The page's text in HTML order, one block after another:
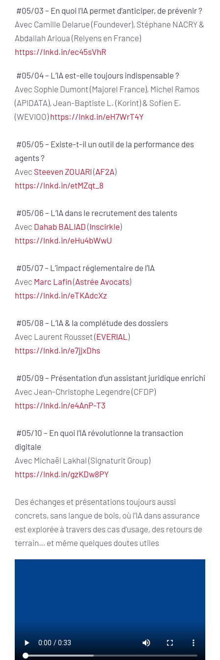
#05/03 – En quoi l’IA permet d’anticiper, de prévenir ?
Avec Camille Delarue (Foundever), Stéphane NACRY &
Abdallah Arioua (Relyens en France)
https://lnkd.in/ec45sVhR
#05/04 – L’IA est-elle toujours indispensable ?
Avec Sophie Dumont (Majorel France), Michel Ramos
(APIDATA), Jean-Baptiste L. (Korint) & Sofien E.
(WEVIOO) https://lnkd.in/eH7WrT4Y
#05/05 – Existe-t-il un outil de la performance des
agents ?
Avec Steeven ZOUARI (AF2A)
https://lnkd.in/etMZqt_8
#05/06 – L’IA dans le recrutement des talents
Avec Dahab BALIAD (Inscirkle)
https://lnkd.in/eHu4bWwU
#05/07 – L’impact réglementaire de l’IA
Avec Marc Lafin (Astrée Avocats)
https://lnkd.in/eTKAdcXz
#05/08 – L’IA & la complétude des dossiers
Avec Laurent Rousset (EVERIAL )
https://lnkd.in/e7jjxDhs
#05/09 – Présentation d’un assistant juridique enrichi
Avec Jean-Christophe Legendre (CFDP)
https://lnkd.in/e4AnP-T3
#05/10 – En quoi l’IA révolutionne la transaction
digitale
Avec Michaël Lakhal (Signaturit Group)
https://lnkd.in/gzKDw8PY
Des échanges et présentations toujours aussi
concrets, sans langue de bois, où l’IA dans assurance
est explorée à travers des cas d’usage, des retours de
terrain… et même quelques doutes utiles